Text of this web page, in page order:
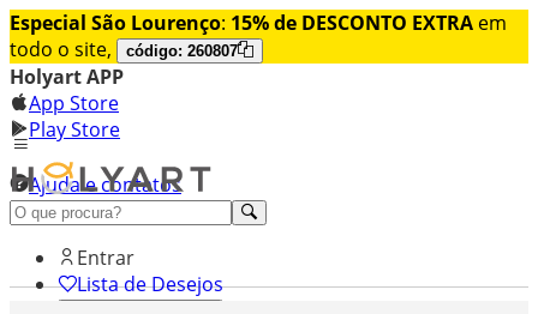
Especial São Lourenço: 15% de DESCONTO EXTRA em
todo o site,
código: 260807
Holyart APP
App Store
Play Store
Ajuda e contatos
Conheça premium
Entrar
Lista de Desejos